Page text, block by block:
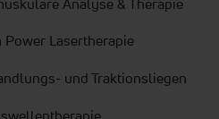
Power Lasertherapie
und Traktionsliegen